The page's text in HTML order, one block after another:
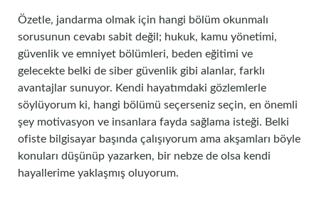
Özetle, jandarma olmak için hangi bölüm okunmalı
sorusunun cevabı sabit değil; hukuk, kamu yönetimi,
güvenlik ve emniyet bölümleri, beden eğitimi ve
gelecekte belki de siber güvenlik gibi alanlar, farklı
avantajlar sunuyor. Kendi hayatımdaki gözlemlerle
söylüyorum ki, hangi bölümü seçerseniz seçin, en önemli
şey motivasyon ve insanlara fayda sağlama isteği. Belki
ofiste bilgisayar başında çalışıyorum ama akşamları böyle
konuları düşünüp yazarken, bir nebze de olsa kendi
hayallerime yaklaşmış oluyorum.